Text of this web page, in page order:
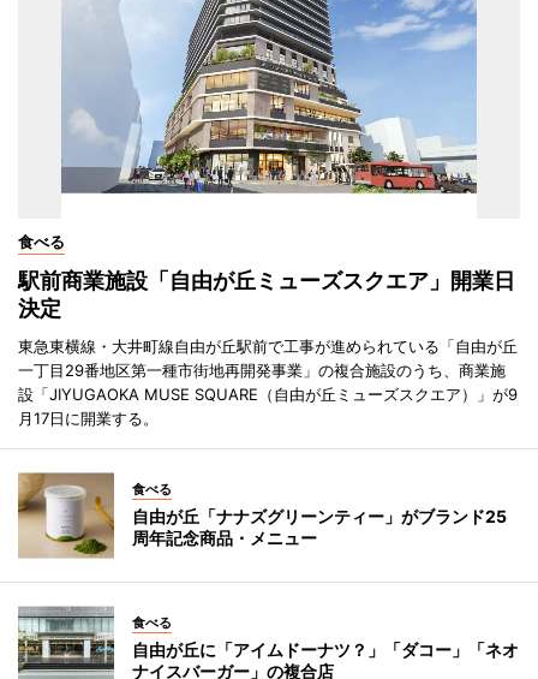
食べる
駅前商業施設「自由が丘ミューズスクエア」開業日
決定
東急東横線・大井町線自由が丘駅前で工事が進められている「自由が丘
一丁目29番地区第一種市街地再開発事業」の複合施設のうち、商業施
設「JIYUGAOKA MUSE SQUARE（自由が丘ミューズスクエア）」が9
月17日に開業する。
食べる
自由が丘「ナナズグリーンティー」がブランド25
周年記念商品・メニュー
食べる
自由が丘に「アイムドーナツ？」「ダコー」「ネオ
ナイスバーガー」の複合店